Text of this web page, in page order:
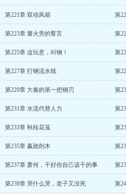
第221章 双动风箱 第
第223章 篝火旁的誓言 第
第225章 这玩意，叫钢！ 第
第227章 打钢流水线 第
第229章 大秦的第一把钢刃 第
第231章 水流代替人力 第
第233章 秋桂花笺 第
第235章 嬴政削木 第
第237章 萧何，干好你自己该干的事 第
第239章 哭什么哭，老子又没死 第